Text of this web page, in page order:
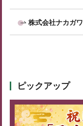
株式会社ナカガワ
ピックアップ